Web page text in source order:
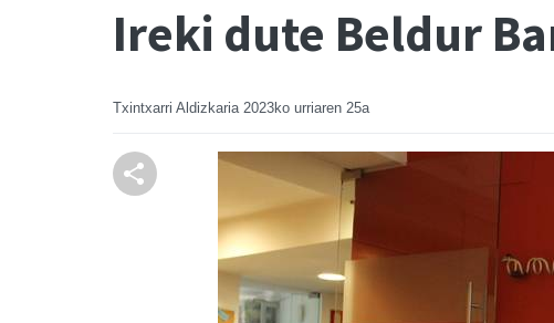
Ireki dute Beldur
Txintxarri Aldizkaria 2023ko urriaren 25a